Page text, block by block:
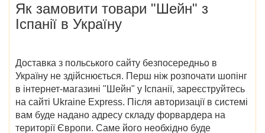
Як замовити товари "Шейн" з
Іспанії в Україну
Доставка з польського сайту безпосередньо в
Україну не здійснюється. Перш ніж розпочати шопінг
в інтернет-магазині "Шейн" у Іспанії, зареєструйтесь
на сайті Ukraine Express. Після авторизації в системі
вам буде надано адресу складу форвардера на
території Європи. Саме його необхідно буде